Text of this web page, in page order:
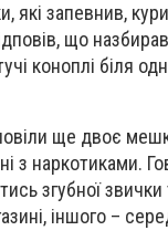
які запевнив,
що
коноплі біля
ще двоє
з наркотиками.
згубної звички
іншого –